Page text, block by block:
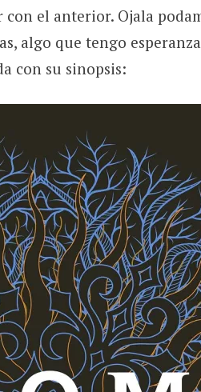
el anterior. Ojala
algo que tengo
con su sinopsis: